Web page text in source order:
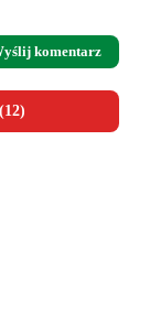
komentarz
12)